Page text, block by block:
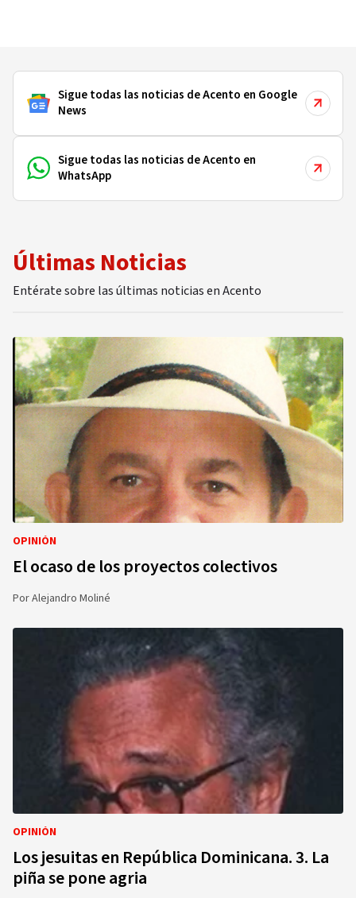
Sigue todas las noticias de Acento en Google
News
Sigue todas las noticias de Acento en
WhatsApp